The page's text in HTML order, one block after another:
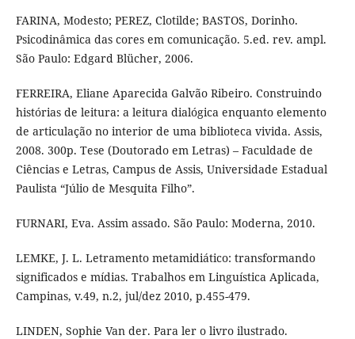
FARINA, Modesto; PEREZ, Clotilde; BASTOS, Dorinho.
Psicodinâmica das cores em comunicação. 5.ed. rev. ampl.
São Paulo: Edgard Blücher, 2006.
FERREIRA, Eliane Aparecida Galvão Ribeiro. Construindo
histórias de leitura: a leitura dialógica enquanto elemento
de articulação no interior de uma biblioteca vivida. Assis,
2008. 300p. Tese (Doutorado em Letras) – Faculdade de
Ciências e Letras, Campus de Assis, Universidade Estadual
Paulista “Júlio de Mesquita Filho”.
FURNARI, Eva. Assim assado. São Paulo: Moderna, 2010.
LEMKE, J. L. Letramento metamidiático: transformando
significados e mídias. Trabalhos em Linguística Aplicada,
Campinas, v.49, n.2, jul/dez 2010, p.455-479.
LINDEN, Sophie Van der. Para ler o livro ilustrado.